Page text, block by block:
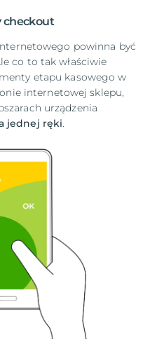
checkout
powinna być
co to tak właściwie
etapu kasowego w
internetowej sklepu,
urządzenia
jednej ręki.